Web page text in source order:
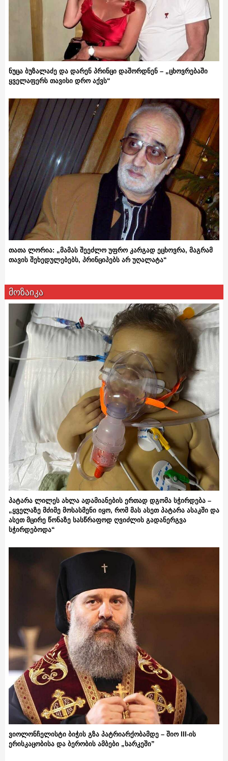
ნუცა ბუზალაძე და დარენ პრინცი დაშორდნენ – „ცხოვრებაში
ყველაფერს თავისი დრო აქვს“
თათა ლორია: „მამას შეეძლო უფრო კარგად ეცხოვრა, მაგრამ
თავის შეხედულებებს, პრინციპებს არ უღალატა“
მოზაიკა
პატარა ლილეს ახლა ადამიანების ერთად დგომა სჭირდება –
„ყველაზე მძიმე მოსასმენი იყო, რომ მას ასეთ პატარა ასაკში და
ასეთ მცირე წონაზე სასწრაფოდ ღვიძლის გადანერგვა
სჭირდებოდა“
ვიოლონჩელისტი ბიჭის გზა პატრიარქობამდე – შიო III-ის
ერისკაცობისა და ბერობის ამბები „სარკეში”